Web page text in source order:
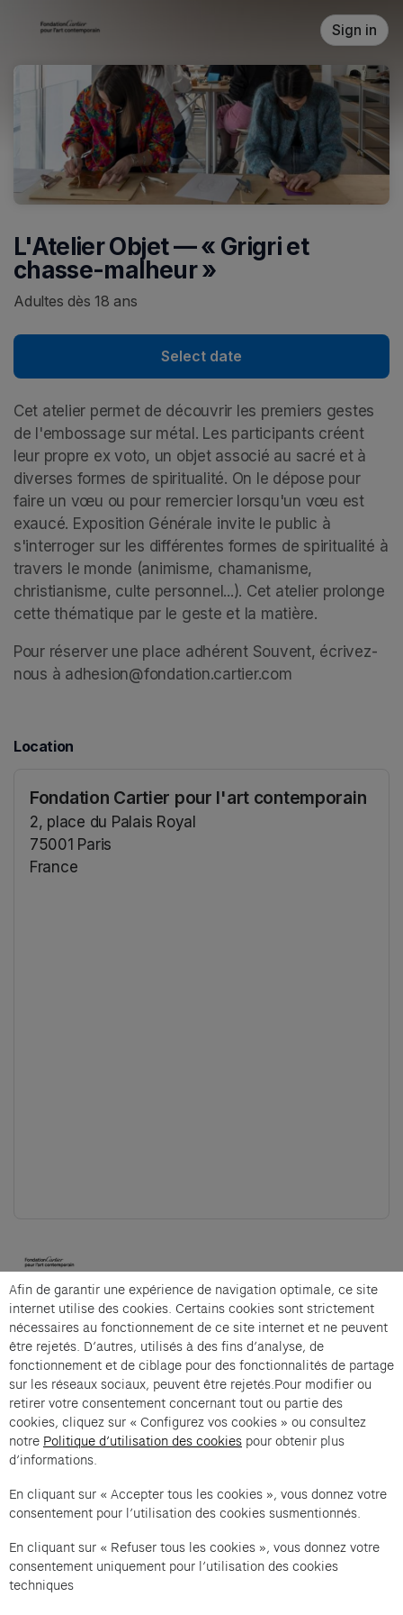
Sign in
L'Atelier Objet — « Grigri et
chasse-malheur »
Adultes dès 18 ans
Select date
Cet atelier permet de découvrir les premiers gestes
de l'embossage sur métal. Les participants créent
leur propre ex voto, un objet associé au sacré et à
diverses formes de spiritualité. On le dépose pour
faire un vœu ou pour remercier lorsqu'un vœu est
exaucé. Exposition Générale invite le public à
s'interroger sur les différentes formes de spiritualité à
travers le monde (animisme, chamanisme,
christianisme, culte personnel...). Cet atelier prolonge
cette thématique par le geste et la matière.
Pour réserver une place adhérent Souvent, écrivez-
nous à adhesion@fondation.cartier.com
Location
Fondation Cartier pour l'art contemporain
2, place du Palais Royal
75001 Paris
France
Cartier et Compagnie
L'Atelier Objet — « Grigri et chasse-malheur » is an
offer from Cartier et Compagnie .
Imprint of the organizer(opens in a new tab)
Data privacy of the organizer(opens in
General terms and conditions of the organizer
Cookie settings (opens in a new tab)
Data privacy policy (opens in a new tab)
Accessibility
Support(opens in a new tab)
Afin de garantir une expérience de navigation optimale, ce site
internet utilise des cookies. Certains cookies sont strictement
nécessaires au fonctionnement de ce site internet et ne peuvent
être rejetés. D’autres, utilisés à des fins d’analyse, de
fonctionnement et de ciblage pour des fonctionnalités de partage
sur les réseaux sociaux, peuvent être rejetés.Pour modifier ou
retirer votre consentement concernant tout ou partie des
cookies, cliquez sur « Configurez vos cookies » ou consultez
notre Politique d’utilisation des cookies pour obtenir plus
d’informations.
En cliquant sur « Accepter tous les cookies », vous donnez votre
consentement pour l’utilisation des cookies susmentionnés.
En cliquant sur « Refuser tous les cookies », vous donnez votre
consentement uniquement pour l’utilisation des cookies
techniques